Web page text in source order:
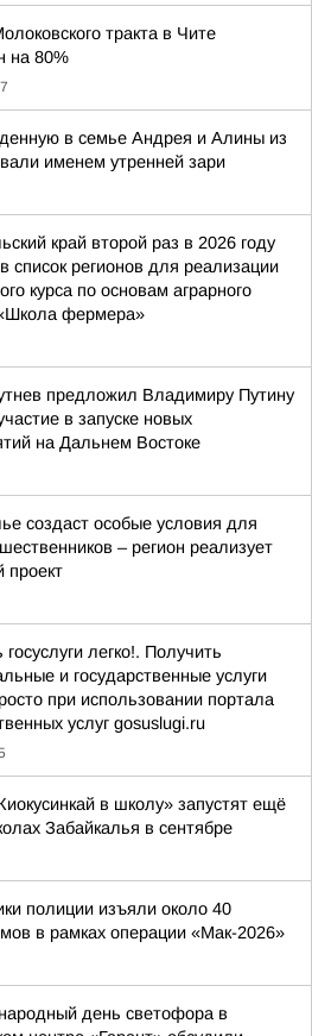
тракта в Чите
на 80%
в семье Андрея и Алины из
именем утренней зари
край второй раз в 2026 году
список регионов для реализации
курса по основам аграрного
фермера»
предложил Владимиру Путину
в запуске новых
на Дальнем Востоке
создаст особые условия для
– регион реализует
проект
легко!. Получить
и государственные услуги
при использовании портала
услуг gosuslugi.ru
в школу» запустят ещё
Забайкалья в сентябре
полиции изъяли около 40
в рамках операции «Мак-2026»
день светофора в